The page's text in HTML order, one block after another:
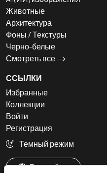
Животные
Архитектура
Фоны / Текстуры
Черно-белые
Смотреть все
ССЫЛКИ
Избранные
Коллекции
Войти
Регистрация
Темный режим
Русский